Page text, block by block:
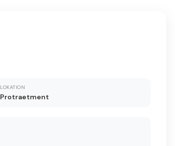
LOKATION
Protraetment